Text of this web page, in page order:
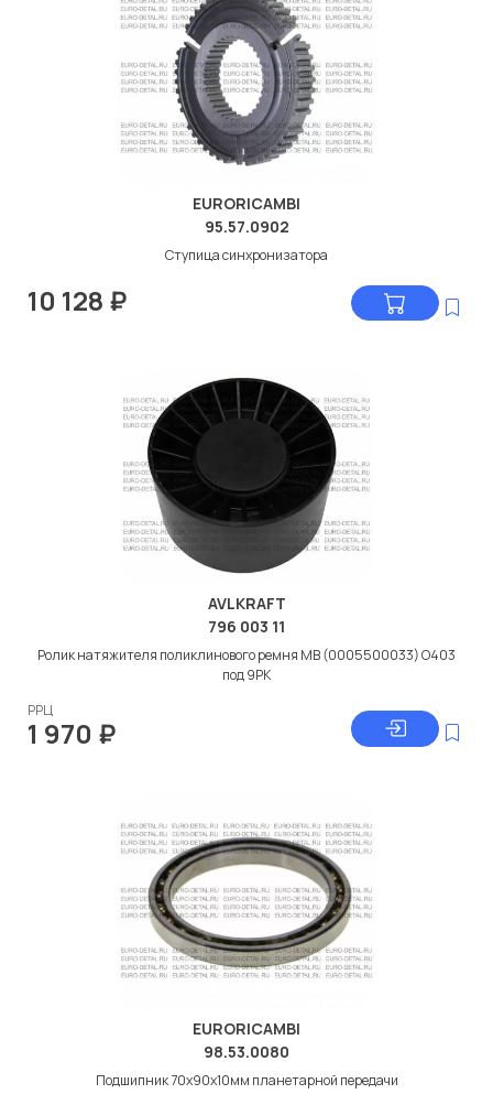
EURORICAMBI
95.57.0902
Ступица синхронизатора
10 128 ₽
AVLKRAFT
796 003 11
Ролик натяжителя поликлинового ремня МВ (0005500033) О403
под 9PK
РРЦ
1 970 ₽
EURORICAMBI
98.53.0080
Подшипник 70x90x10мм планетарной передачи